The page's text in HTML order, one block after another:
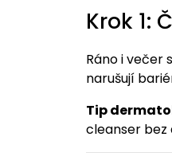
Krok 1:
Ráno i večer
narušují
Tip
cleanser bez